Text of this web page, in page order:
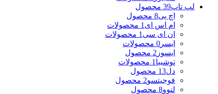
لپ تاپ39 محصول
اچ پی8 محصول
ام اس ای 1 محصولات
ان ای سی 1 محصولات
ایسر 0 محصولات
ایسوز 2 محصول
توشیبا 1 محصولات
دل13 محصول
فوجیتسو2 محصول
لنوو8 محصول